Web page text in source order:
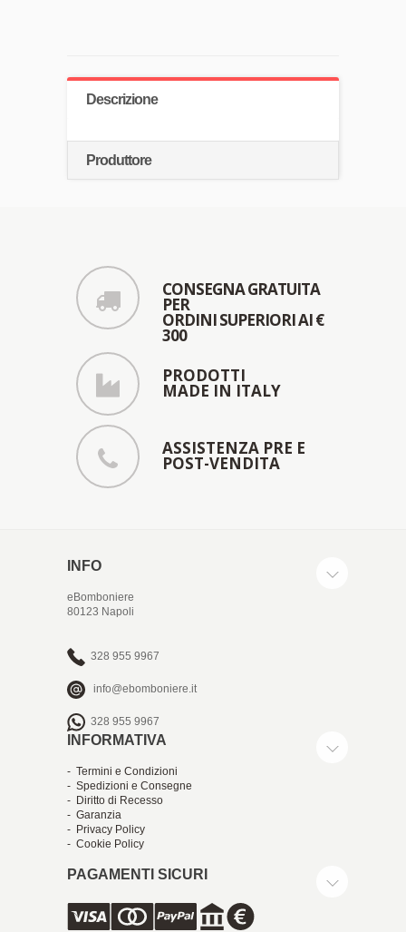
Descrizione
Produttore
CONSEGNA GRATUITA
PER
ORDINI SUPERIORI AI €
300
PRODOTTI
MADE IN ITALY
ASSISTENZA PRE E
POST-VENDITA
INFO
eBomboniere
80123 Napoli
328 955 9967
info@ebomboniere.it
328 955 9967
INFORMATIVA
- Termini e Condizioni
- Spedizioni e Consegne
- Diritto di Recesso
- Garanzia
- Privacy Policy
- Cookie Policy
PAGAMENTI SICURI